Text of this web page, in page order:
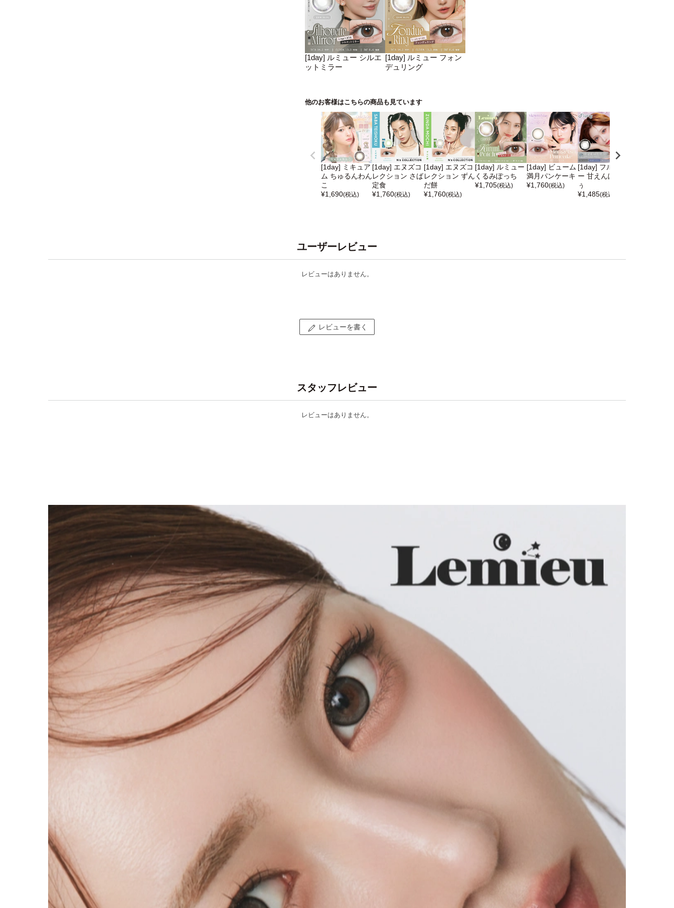
[1day] ルミュー シルエ
ットミラー
[1day] ルミュー フォン
デュリング
他のお客様はこちらの商品も見ています
[1day] ミキュア
ム ちゅるんわん
こ
¥1,690(税込)
[1day] エヌズコ
レクション さば
定食
¥1,760(税込)
[1day] エヌズコ
レクション ずん
だ餅
¥1,760(税込)
[1day] ルミュー
くるみぽっち
¥1,705(税込)
[1day] ビューム
満月パンケーキ
¥1,760(税込)
[1day] フルーリ
ー 甘えんぼだぞ
ぅ
¥1,485(税込)
ユーザーレビュー
レビューはありません。
レビューを書く
スタッフレビュー
レビューはありません。